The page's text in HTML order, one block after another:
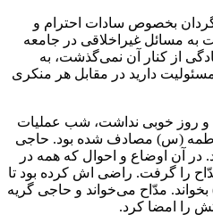
بخصوص سادات احترام و
به مسائل غیراخلاقی در جامعه
از کنار آن نمی‌گذشت، به
دارید در مقابل هر منکری
و روز خوبی نداشت، شب عملیات
(س) مصادف شده بود. حاجی
آن اوضاع و احوال که همه در
را گرفت. راضی اش کرده بود تا
مدّاح می‌خواند و حاجی گریه
را امضا کرد.